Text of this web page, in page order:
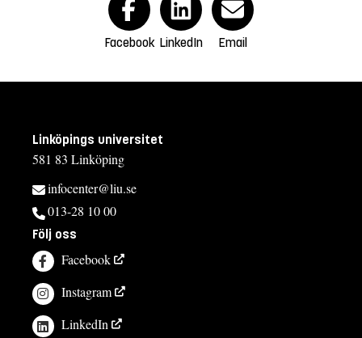
Facebook LinkedIn Email
Linköpings universitet
581 83 Linköping
infocenter@liu.se
013-28 10 00
Följ oss
Facebook
Instagram
LinkedIn